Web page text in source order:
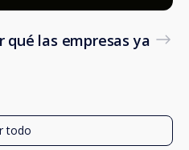
qué las empresas ya
todo